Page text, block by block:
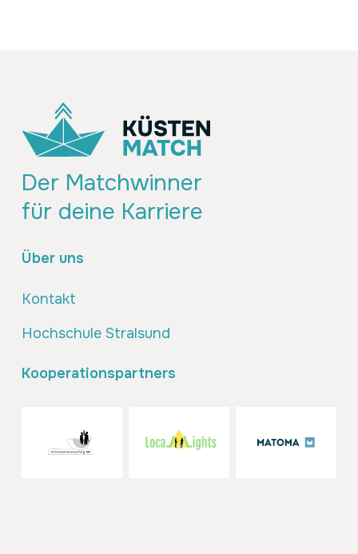
Der Matchwinner
für deine Karriere
Über uns
Kontakt
Hochschule Stralsund
Kooperationspartners